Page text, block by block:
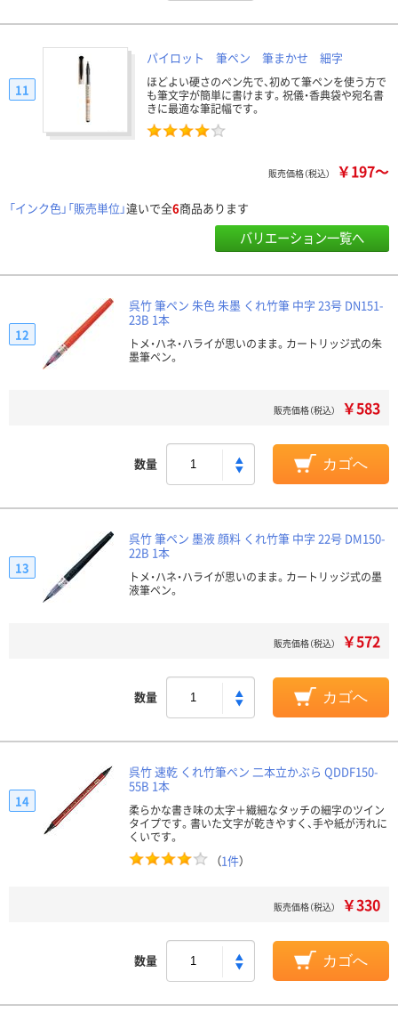
パイロット 筆ペン 筆まかせ 細字
ほどよい硬さのペン先で、初めて筆ペンを使う方で
も筆文字が簡単に書けます。祝儀・香典袋や宛名書
きに最適な筆記幅です。
11
販売価格（税込） ￥197～
「インク色」「販売単位」違いで全6商品あります
バリエーション一覧へ
呉竹 筆ペン 朱色 朱墨 くれ竹筆 中字 23号 DN151-
23B 1本
トメ・ハネ・ハライが思いのまま。カートリッジ式の朱
墨筆ペン。
12
販売価格（税込） ￥583
数量 カゴへ
呉竹 筆ペン 墨液 顔料 くれ竹筆 中字 22号 DM150-
22B 1本
トメ・ハネ・ハライが思いのまま。カートリッジ式の墨
液筆ペン。
13
販売価格（税込） ￥572
数量 カゴへ
呉竹 速乾 くれ竹筆ペン 二本立かぶら QDDF150-
55B 1本
柔らかな書き味の太字＋繊細なタッチの細字のツイン
タイプです。書いた文字が乾きやすく、手や紙が汚れに
くいです。
（1件）
14
販売価格（税込） ￥330
数量 カゴへ